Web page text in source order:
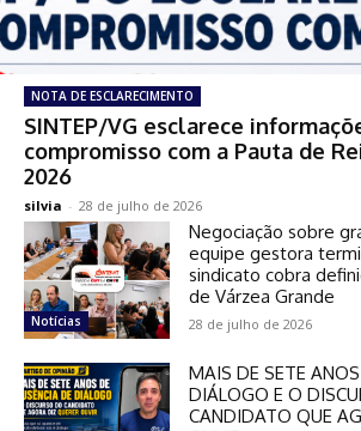
NOTA DE ESCLARECIMENTO
SINTEP/VG esclarece
compromisso com a Pauta de
2026
silvia - 28 de julho de 2026
Notícias
Negociação sobre
equipe gestora
sindicato cobra
de Várzea Grande
28 de julho de 2026
MAIS DE SETE
DIÁLOGO E O
CANDIDATO QUE